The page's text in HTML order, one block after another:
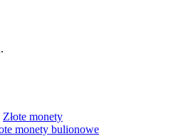
Złote monety
monety bulionowe